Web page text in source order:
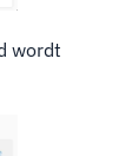
wordt